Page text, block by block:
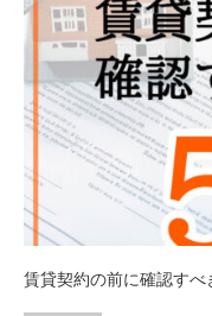
賃貸契約の前に確認すべ